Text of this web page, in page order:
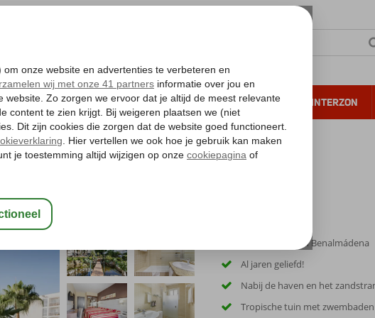
ZONVAKANTIE VERRE REIZEN ALL INCLUSIVE WINTERZON
Gratis annuleren*
Sfeervol hotel in Benalmádena
Al jaren geliefd!
Nabij de haven en het
Tropische tuin met zwembaden